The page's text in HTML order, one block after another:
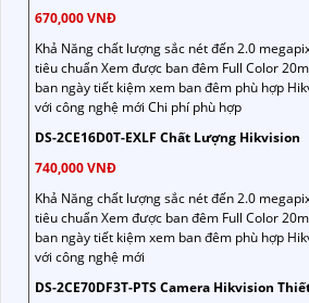
670,000 VNĐ
Khả Năng chất lượng sắc nét đến 2.0
tiêu chuẩn Xem được ban đêm Full Color
ban ngày tiết kiệm xem ban đêm phù hợp
với công nghệ mới Chi phí phù hợp
DS-2CE16D0T-EXLF Chất Lượng Hikvision
740,000 VNĐ
Khả Năng chất lượng sắc nét đến 2.0
tiêu chuẩn Xem được ban đêm Full Color
ban ngày tiết kiệm xem ban đêm phù hợp
với công nghệ mới
DS-2CE70DF3T-PTS Camera Hikvision